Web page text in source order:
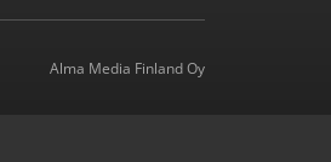
Alma Media Finland Oy